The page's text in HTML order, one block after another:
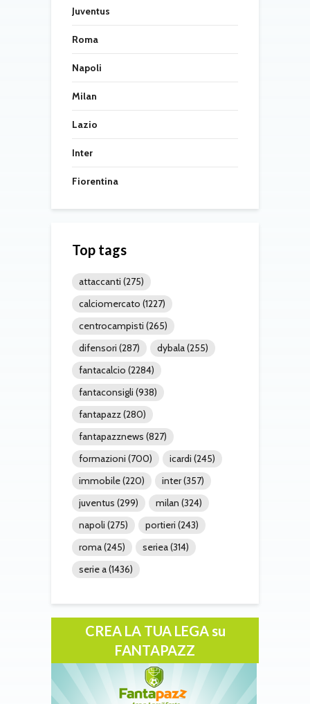
Juventus
Roma
Napoli
Milan
Lazio
Inter
Fiorentina
Top tags
attaccanti (275)
calciomercato (1227)
centrocampisti (265)
difensori (287) dybala(255)
fantacalcio (2284)
fantaconsigli (938)
fantapazz(280)
fantapazznews (827)
formazioni (700) icardi (245)
immobile(220) inter(357)
juventus (299) milan (324)
napoli (275) portieri (243)
roma(245) seriea(314)
serie a(1436)
CREA LA TUA LEGA su
FANTAPAZZ